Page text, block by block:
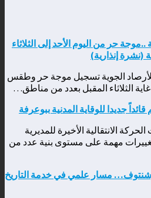
..موجة حر من اليوم الأحد إلى الثلاثاء
(نشرة إنذارية)
للأرصاد الجوية تسجيل موجة حر وطقس
الثلاثاء المقبل بعدد من مناطق…
جديدا للوقاية المدنية ببوعرفة
الانتقالية الأخيرة للمديرية
تغييرات مهمة على مستوى بنية عدد من
مسار علمي في خدمة التاريخ